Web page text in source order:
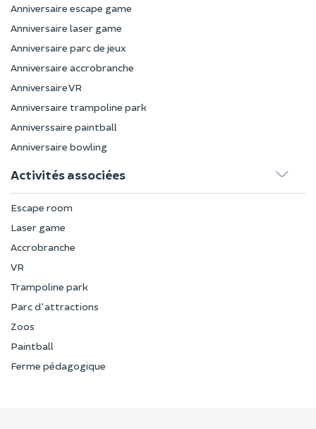
Anniversaire escape game
Anniversaire laser game
Anniversaire parc de jeux
Anniversaire accrobranche
Anniversaire VR
Anniversaire trampoline park
Anniverssaire paintball
Anniversaire bowling
Activités associées
Escape room
Laser game
Accrobranche
VR
Trampoline park
Parc d'attractions
Zoos
Paintball
Ferme pédagogique